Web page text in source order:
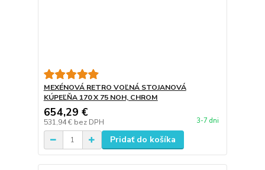
MEXÉNOVÁ RETRO VOĽNÁ STOJANOVÁ
KÚPEĽŇA 170 X 75 NOH, CHROM
654,29 €
531,94 € bez DPH 3-7 dni
Pridať do košíka